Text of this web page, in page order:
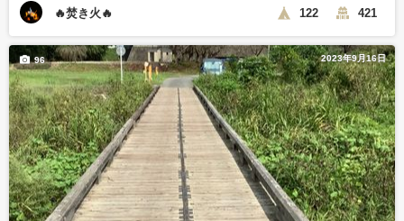
🔥焚き火🔥 122 421
2023年9月16日
96